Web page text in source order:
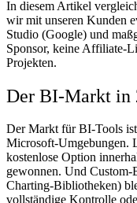
In diesem Artikel
wir mit unseren Kunden
Studio (Google) und
Sponsor, keine Affiliate-
Projekten.
Der BI-Markt in
Der Markt für BI-Tools
Microsoft-Umgebungen.
kostenlose Option
gewonnen. Und
Charting-Bibliotheken)
vollständige Kontrolle